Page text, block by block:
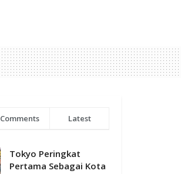
Comments Latest
Tokyo Peringkat
Pertama Sebagai Kota